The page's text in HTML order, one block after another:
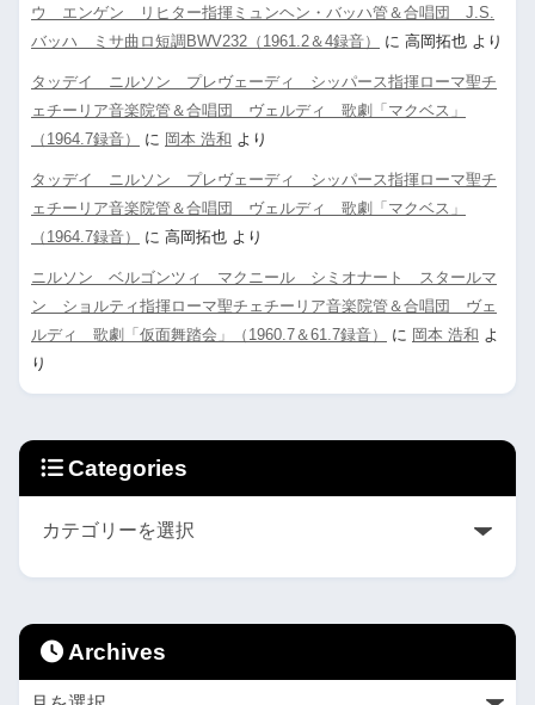
ウ エンゲン リヒター指揮ミュンヘン・バッハ管＆合唱団 J.S.
バッハ ミサ曲ロ短調BWV232（1961.2＆4録音）
に 高岡拓也 より
タッデイ ニルソン プレヴェーディ シッパース指揮ローマ聖チ
ェチーリア音楽院管＆合唱団 ヴェルディ 歌劇「マクベス」
（1964.7録音）
に 岡本 浩和 より
タッデイ ニルソン プレヴェーディ シッパース指揮ローマ聖チ
ェチーリア音楽院管＆合唱団 ヴェルディ 歌劇「マクベス」
（1964.7録音）
に 高岡拓也 より
ニルソン ベルゴンツィ マクニール シミオナート スタールマ
ン ショルティ指揮ローマ聖チェチーリア音楽院管＆合唱団 ヴェ
ルディ 歌劇「仮面舞踏会」（1960.7＆61.7録音）
に 岡本 浩和 よ
り
Categories
Archives